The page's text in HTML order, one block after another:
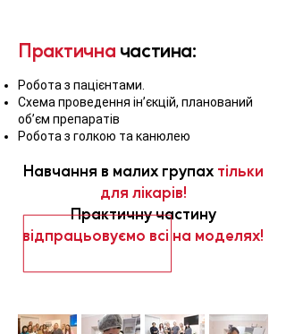
Практична частина:
Робота з пацієнтами.
Схема проведення ін’єкцій, планований
об’єм препаратів
Робота з голкою та канюлею
Навчання в малих групах тільки
для лікарів!
Практичну частину
відпрацьовуємо всі на моделях!